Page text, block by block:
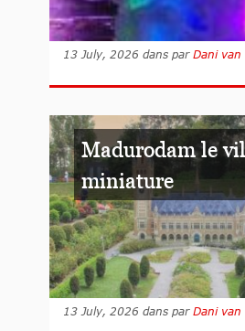
13 July, 2026 dans par Dani van
Madurodam le
miniature
13 July, 2026 dans par Dani van